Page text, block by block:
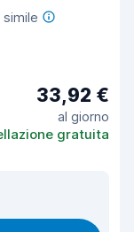
33,92 €
al giorno
gratuita